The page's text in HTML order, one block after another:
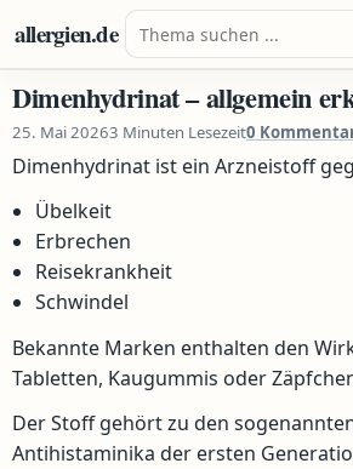
Zum Inhalt springen
allergien.de Suche nach:
Dimenhydrinat – allgemein
25. Mai 20263 Minuten Lesezeit0
Dimenhydrinat ist ein Arzneistoff
Übelkeit
Erbrechen
Reisekrankheit
Schwindel
Bekannte Marken enthalten den
Tabletten, Kaugummis oder
Der Stoff gehört zu den
Antihistaminika der ersten